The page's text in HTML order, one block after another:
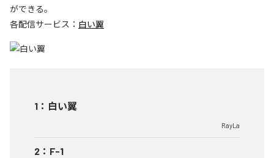
ができる。
各配信サービス： 白い翼
1 ： 白い翼
RayLa
2 ： F-1